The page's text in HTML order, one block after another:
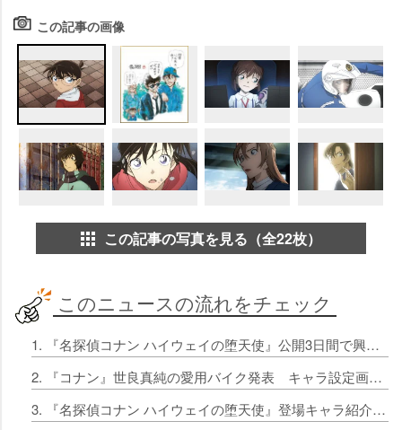
この記事の画像
この記事の写真を見る（全22枚）
このニュースの流れをチェック
1. 『名探偵コナン ハイウェイの堕天使』公開3日間で興収35億円突破 シリーズ過去最高の記録更新！歴代1位スタートで東宝驚き
2. 『コナン』世良真純の愛用バイク発表 キャラ設定画＆紹介文が公開
3. 『名探偵コナン ハイウェイの堕天使』登場キャラ紹介 萩原千速の設定画も公開